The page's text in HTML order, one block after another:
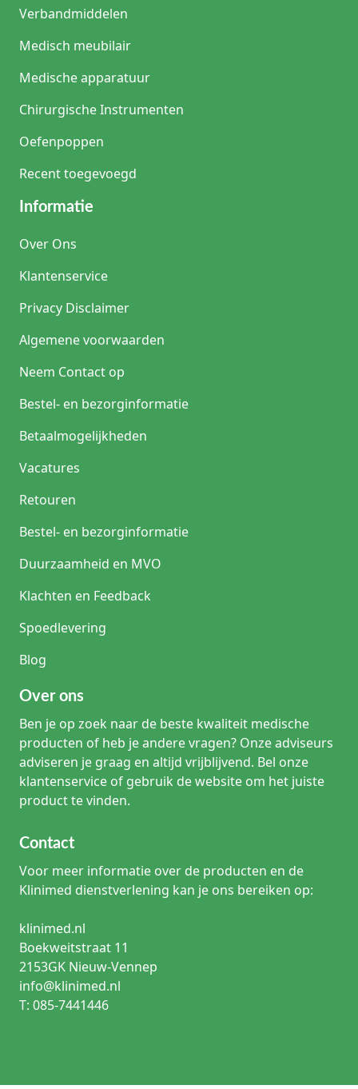
Verbandmiddelen
Medisch meubilair
Medische apparatuur
Chirurgische Instrumenten
Oefenpoppen
Recent toegevoegd
Informatie
Over Ons
Klantenservice
Privacy Disclaimer
Algemene voorwaarden
Neem Contact op
Bestel- en bezorginformatie
Betaalmogelijkheden
Vacatures
Retouren
Bestel- en bezorginformatie
Duurzaamheid en MVO
Klachten en Feedback
Spoedlevering
Blog
Over ons
Ben je op zoek naar de beste kwaliteit medische
producten of heb je andere vragen? Onze adviseurs
adviseren je graag en altijd vrijblijvend. Bel onze
klantenservice of gebruik de website om het juiste
product te vinden.
Contact
Voor meer informatie over de producten en de
Klinimed dienstverlening kan je ons bereiken op:
klinimed.nl
Boekweitstraat 11
2153GK Nieuw-Vennep
info@klinimed.nl
T: 085-7441446